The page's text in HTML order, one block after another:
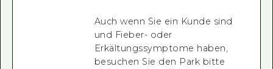
Auch wenn Sie ein Kunde sind
und Fieber- oder
Erkältungssymptome haben,
besuchen Sie den Park bitte